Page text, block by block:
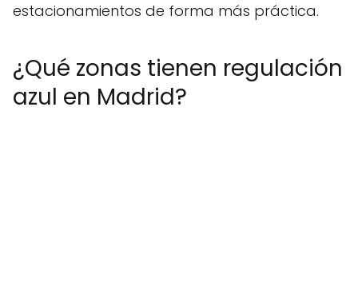
estacionamientos de forma más práctica.
¿Qué zonas tienen regulación
azul en Madrid?